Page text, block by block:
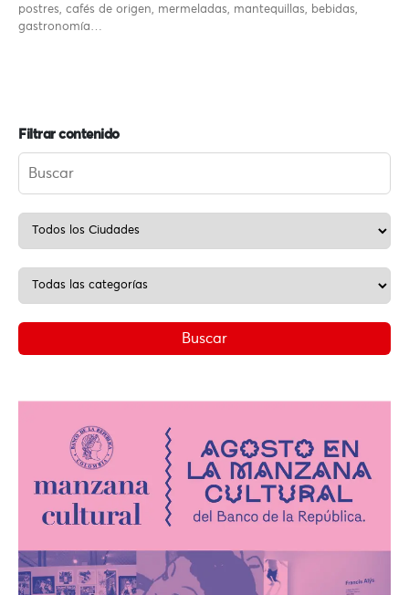
postres, cafés de origen, mermeladas, mantequillas, bebidas,
gastronomía…
Filtrar contenido